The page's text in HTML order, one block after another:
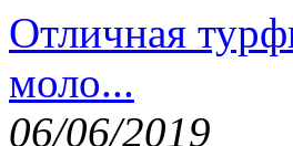
Отличная
моло...
06/06/2019